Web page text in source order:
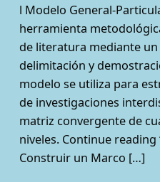
l Modelo General-
herramienta
de literatura mediante
delimitación y
modelo se utiliza para
de investigaciones
matriz convergente de
niveles. Continue reading
Construir un Marco […]